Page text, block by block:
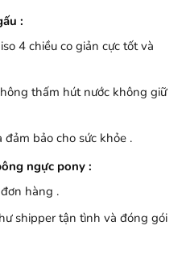
:
4 chiều co giản cực tốt và
thấm hút nước không giữ
bảo cho sức khỏe .
ngực pony :
hàng .
shipper tận tình và đóng gói